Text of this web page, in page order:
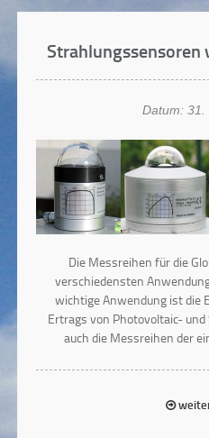
Strahlungssensoren
Datum: 31.
Die Messreihen für die
verschiedensten
wichtige Anwendung ist die
Ertrags von Photovoltaic-
auch die Messreihen der